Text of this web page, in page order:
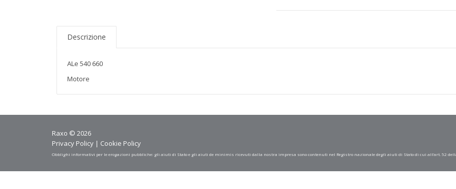
Descrizione
ALe 540 660
Motore
Raxo © 2026
Privacy Policy | Cookie Policy
Obblighi informativi per le erogazioni pubbliche: gli aiuti di Stato e gli aiuti de minimis ricevuti dalla nostra impresa sono contenuti nel Registro nazionale degli aiuti di Stato di cui all’art. 52 della